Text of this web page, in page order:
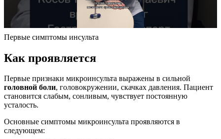
Первые симптомы инсульта
Как проявляется
Первые признаки микроинсульта выражены в сильной
головной боли, головокружении, скачках давления. Пациент
становится слабым, сонливым, чувствует постоянную
усталость.
Основные симптомы микроинсульта проявляются в
следующем: